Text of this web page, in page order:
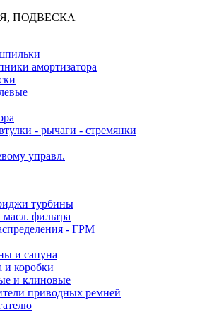
ПОДВЕСКА
амортизатора
- рычаги - стремянки
управл.
турбины
фильтра
- ГРМ
и сапуна
коробки
и клиновые
приводных ремней